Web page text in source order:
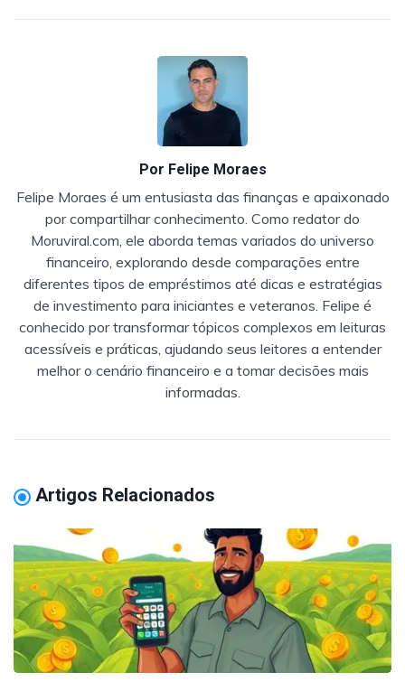
Por Felipe Moraes
Felipe Moraes é um entusiasta das finanças e apaixonado
por compartilhar conhecimento. Como redator do
Moruviral.com, ele aborda temas variados do universo
financeiro, explorando desde comparações entre
diferentes tipos de empréstimos até dicas e estratégias
de investimento para iniciantes e veteranos. Felipe é
conhecido por transformar tópicos complexos em leituras
acessíveis e práticas, ajudando seus leitores a entender
melhor o cenário financeiro e a tomar decisões mais
informadas.
Artigos Relacionados